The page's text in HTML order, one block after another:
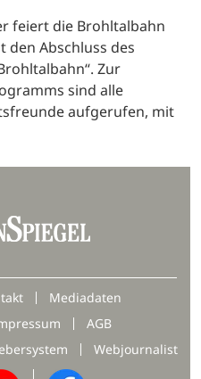
feiert die Brohltalbahn
den Abschluss des
Zur
sind alle
aufgerufen, mit
Mediadaten
AGB
Webjournalist